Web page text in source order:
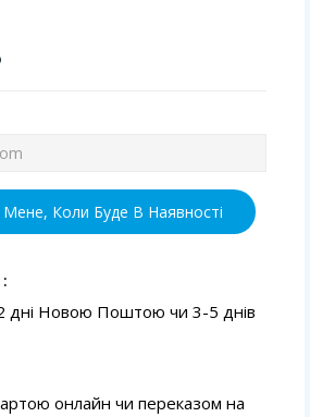
Коли Буде В Наявності
дні Новою Поштою чи 3-5 днів
онлайн чи переказом на